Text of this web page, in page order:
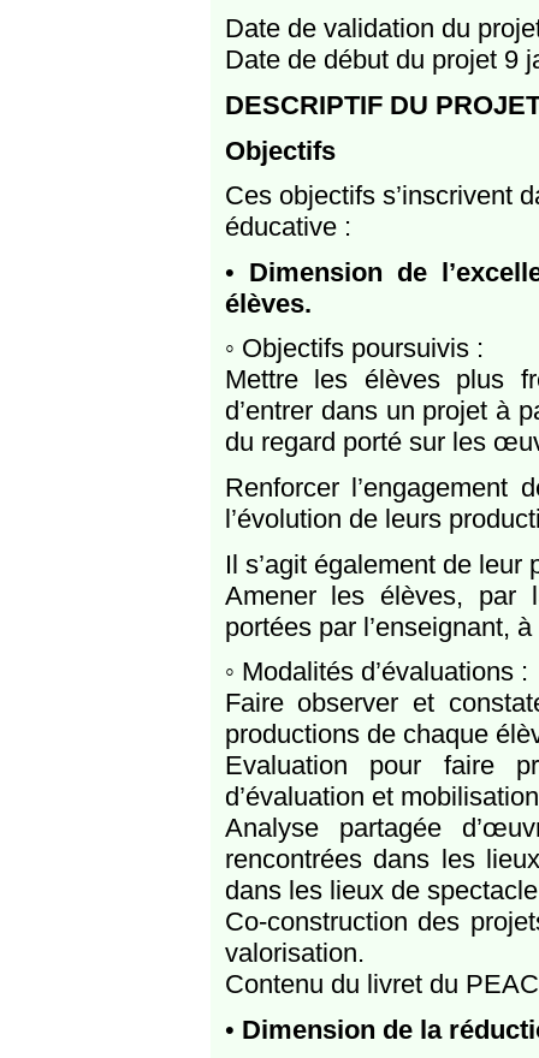
Date de validation du
Date de début du projet 9
DESCRIPTIF DU
Objectifs
Ces objectifs s’inscrivent
éducative :
• Dimension de
élèves.
◦ Objectifs poursuivis :
Mettre les élèves plus
d’entrer dans un projet à
du regard porté sur les
Renforcer
l’évolution de leurs
Il s’agit également de
Amener les élèves, par
portées par l’enseignant,
◦ Modalités d’évaluations :
Faire observer et
productions de chaque
Evaluation pour faire
d’évaluation et
Analyse partagée
rencontrées dans les
dans les lieux de
Co-construction des
valorisation.
Contenu du livret du
• Dimension de la